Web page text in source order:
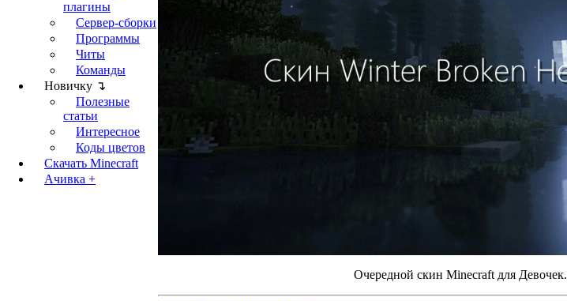
плагины
Сервер-сборки
Программы
Читы
Команды
Новичку ↴
Полезные
статьи
Интересное
Коды цветов
Скачать Minecraft
Ачивка +
Очередной скин Minecraft для Девочек.